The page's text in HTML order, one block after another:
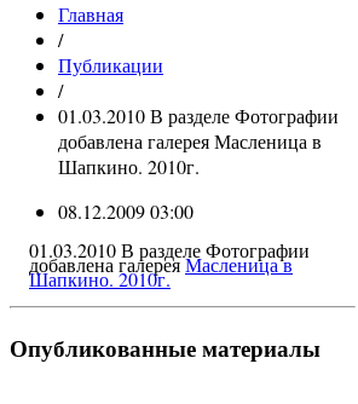
Главная
/
Публикации
/
01.03.2010 В разделе Фотографии
добавлена галерея Масленица в
Шапкино. 2010г.
08.12.2009 03:00
01.03.2010В разделе Фотографии
добавлена галереяМасленица в
Шапкино. 2010г.
Опубликованные материалы